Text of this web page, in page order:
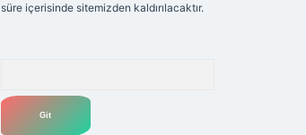
süre içerisinde sitemizden kaldırılacaktır.